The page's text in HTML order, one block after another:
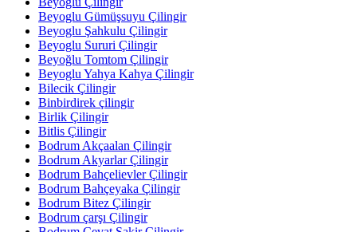
Beyoglu Gümüşsuyu Çilingir
Beyoglu Şahkulu Çilingir
Beyoglu Sururi Çilingir
Beyoğlu Tomtom Çilingir
Beyoglu Yahya Kahya Çilingir
Bilecik Çilingir
Binbirdirek çilingir
Birlik Çilingir
Bitlis Çilingir
Bodrum Akçaalan Çilingir
Bodrum Akyarlar Çilingir
Bodrum Bahçelievler Çilingir
Bodrum Bahçeyaka Çilingir
Bodrum Bitez Çilingir
Bodrum çarşı Çilingir